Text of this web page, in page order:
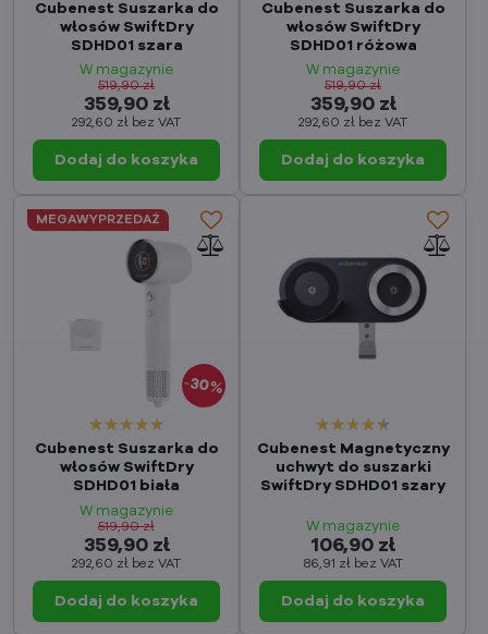
Cubenest Suszarka do
włosów SwiftDry
SDHD01 szara
W magazynie
359,90 zł
292,60 zł bez VAT
519,90 zł
Dodaj do koszyka
Cubenest Suszarka do
włosów SwiftDry
SDHD01 różowa
W magazynie
359,90 zł
292,60 zł bez VAT
519,90 zł
Dodaj do koszyka
30%
MEGAWYPRZEDAŻ
Cubenest Suszarka do
włosów SwiftDry
SDHD01 biała
W magazynie
359,90 zł
292,60 zł bez VAT
519,90 zł
Dodaj do koszyka
Cubenest Magnetyczny
uchwyt do suszarki
SwiftDry SDHD01 szary
W magazynie
106,90 zł
86,91 zł bez VAT
Dodaj do koszyka